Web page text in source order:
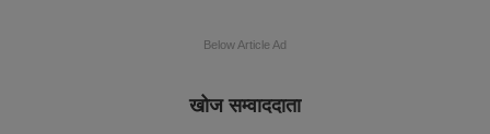
Below Article Ad
खोज सम्वाददाता